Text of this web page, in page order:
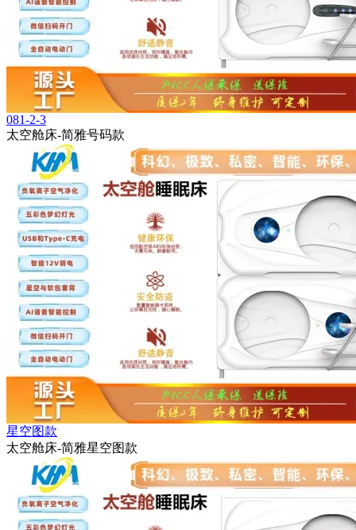
081-2-3
太空舱床-简雅号码款
星空图款
太空舱床-简雅星空图款